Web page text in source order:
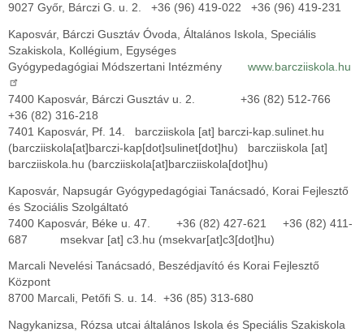
9027 Győr, Bárczi G. u. 2. +36 (96) 419-022 +36 (96) 419-231
Kaposvár, Bárczi Gusztáv Óvoda, Általános Iskola, Speciális
Szakiskola, Kollégium, Egységes
Gyógypedagógiai Módszertani Intézmény www.barcziiskola.hu
7400 Kaposvár, Bárczi Gusztáv u. 2. +36 (82) 512-766
+36 (82) 316-218
7401 Kaposvár, Pf. 14. barcziiskola [at] barczi-kap.sulinet.hu
(barcziiskola[at]barczi-kap[dot]sulinet[dot]hu)
barcziiskola [at]
barcziiskola.hu (barcziiskola[at]barcziiskola[dot]hu)
Kaposvár, Napsugár Gyógypedagógiai Tanácsadó, Korai Fejlesztő
és Szociális Szolgáltató
7400 Kaposvár, Béke u. 47. +36 (82) 427-621 +36 (82) 411-
687 msekvar [at] c3.hu (msekvar[at]c3[dot]hu)
Marcali Nevelési Tanácsadó, Beszédjavító és Korai Fejlesztő
Központ
8700 Marcali, Petőfi S. u. 14. +36 (85) 313-680
Nagykanizsa, Rózsa utcai általános Iskola és Speciális Szakiskola